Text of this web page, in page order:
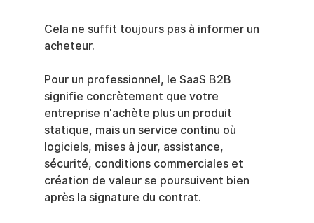
Cela ne suffit toujours pas à informer un
acheteur.
Pour un professionnel, le SaaS B2B
signifie concrètement que votre
entreprise n'achète plus un produit
statique, mais un service continu où
logiciels, mises à jour, assistance,
sécurité, conditions commerciales et
création de valeur se poursuivent bien
après la signature du contrat.